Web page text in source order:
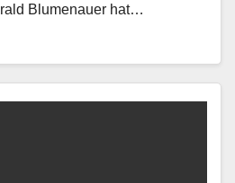
Blu­me­nauer hat…